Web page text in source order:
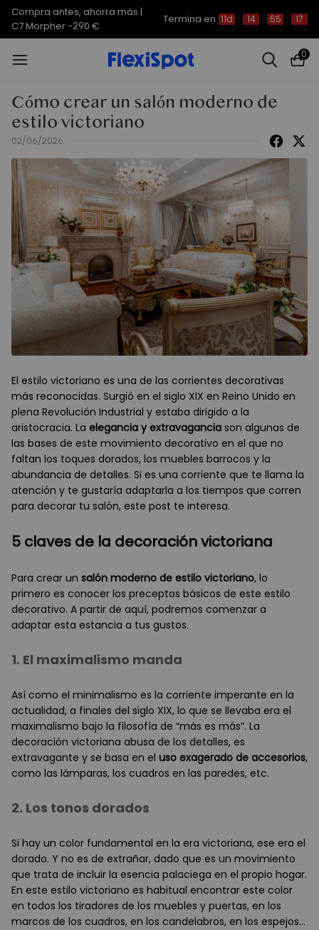
Compra antes, ahorra más | E7
Plus -200 €
0
Cómo crear un salón moderno de
estilo victoriano
02/06/2026
El estilo victoriano es una de las corrientes decorativas
más reconocidas. Surgió en el siglo XIX en Reino Unido en
plena Revolución Industrial y estaba dirigido a la
aristocracia. La elegancia y extravagancia son algunas de
las bases de este movimiento decorativo en el que no
faltan los toques dorados, los muebles barrocos y la
abundancia de detalles. Si es una corriente que te llama la
atención y te gustaría adaptarla a los tiempos que corren
para decorar tu salón, este post te interesa.
5 claves de la decoración victoriana
Para crear un salón moderno de estilo victoriano, lo
primero es conocer los preceptos básicos de este estilo
decorativo. A partir de aquí, podremos comenzar a
adaptar esta estancia a tus gustos.
1. El maximalismo manda
Así como el minimalismo es la corriente imperante en la
actualidad, a finales del siglo XIX, lo que se llevaba era el
maximalismo bajo la filosofía de “más es más”. La
decoración victoriana abusa de los detalles, es
extravagante y se basa en el uso exagerado de accesorios,
como las lámparas, los cuadros en las paredes, etc.
2. Los tonos dorados
Si hay un color fundamental en la era victoriana, ese era el
dorado. Y no es de extrañar, dado que es un movimiento
que trata de incluir la esencia palaciega en el propio hogar.
En este estilo victoriano es habitual encontrar este color
en todos los tiradores de los muebles y puertas, en los
marcos de los cuadros, en los candelabros, en los espejos…